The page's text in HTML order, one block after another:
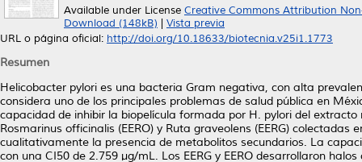
Available under License Creative Commons Attribution
Download (148kB)
Vista previa
URL o página oficial: http://doi.org/10.18633/biotecnia.v25i1.1773
Resumen
Helicobacter pylori es una bacteria Gram negativa, con alta
considera uno de los principales problemas de salud pública en
capacidad de inhibir la biopelícula formada por H. pylori del
Rosmarinus officinalis (EERO) y Ruta graveolens (EERG)
cualitativamente la presencia de metabolitos secundarios. La
con una CI50 de 2.759 µg/mL. Los EERG y EERO desarrollaron